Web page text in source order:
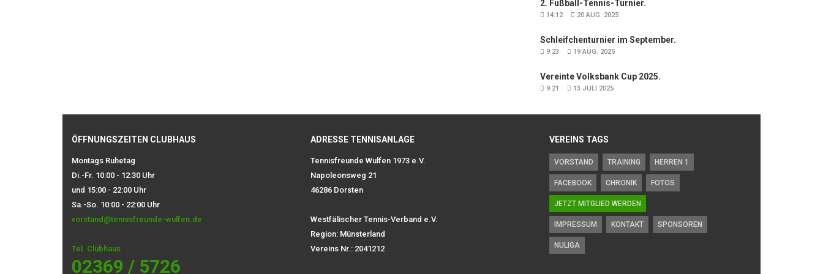
2. Fußball-Tennis-Turnier.
14:12 20 AUG. 2025
Schleifchenturnier im September.
9:23 19 AUG. 2025
Vereinte Volksbank Cup 2025.
9:21 13 JULI 2025
ÖFFNUNGSZEITEN CLUBHAUS
Montags Ruhetag
Di.-Fr. 10:00 - 12:30 Uhr
und 15:00 - 22:00 Uhr
Sa.-So. 10:00 - 22:00 Uhr
vorstand@tennisfreunde-wulfen.de
Tel. Clubhaus
02369 / 5726
ADRESSE TENNISANLAGE
Tennisfreunde Wulfen 1973 e.V.
Napoleonsweg 21
46286 Dorsten
Westfälischer Tennis-Verband e.V.
Region: Münsterland
Vereins Nr.: 2041212
VEREINS TAGS
VORSTAND TRAINING HERREN 1
FACEBOOK CHRONIK FOTOS
JETZT MITGLIED WERDEN
IMPRESSUM KONTAKT SPONSOREN
NULIGA